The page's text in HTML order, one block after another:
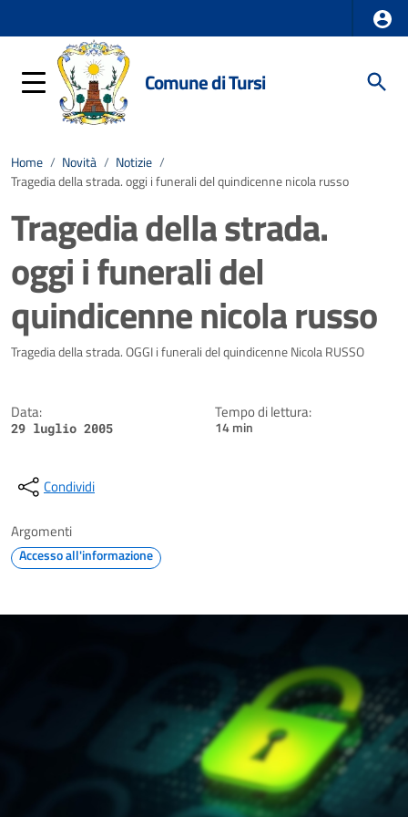
Comune di Tursi
Home / Novità / Notizie /
Tragedia della strada. oggi i funerali del quindicenne nicola russo
Tragedia della strada.
oggi i funerali del
quindicenne nicola russo
Dettagli della notizia
Tragedia della strada. OGGI i funerali del quindicenne Nicola RUSSO
Data:
29 luglio 2005
Tempo di lettura:
14 min
Condividi
Argomenti
Accesso all'informazione